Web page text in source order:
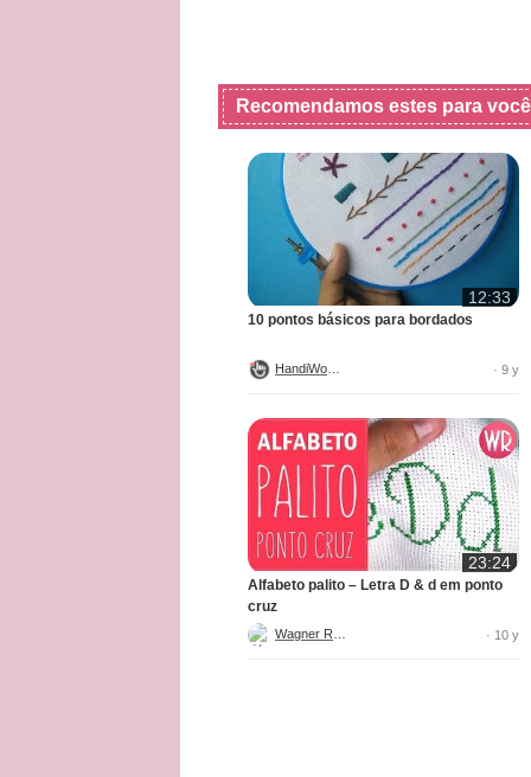
Recomendamos estes para você
12:33
10 pontos básicos para bordados
· 9 y
23:24
Alfabeto palito – Letra D & d em ponto
cruz
· 10 y